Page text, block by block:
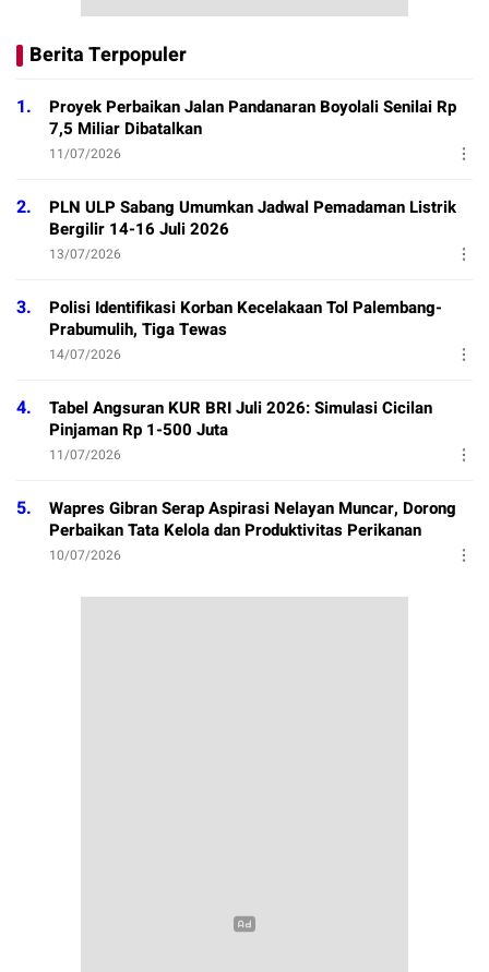
Berita Terpopuler
1.
Proyek Perbaikan Jalan Pandanaran Boyolali Senilai Rp
7,5 Miliar Dibatalkan
11/07/2026
2.
PLN ULP Sabang Umumkan Jadwal Pemadaman Listrik
Bergilir 14-16 Juli 2026
13/07/2026
3.
Polisi Identifikasi Korban Kecelakaan Tol Palembang-
Prabumulih, Tiga Tewas
14/07/2026
4.
Tabel Angsuran KUR BRI Juli 2026: Simulasi Cicilan
Pinjaman Rp 1-500 Juta
11/07/2026
5.
Wapres Gibran Serap Aspirasi Nelayan Muncar, Dorong
Perbaikan Tata Kelola dan Produktivitas Perikanan
10/07/2026